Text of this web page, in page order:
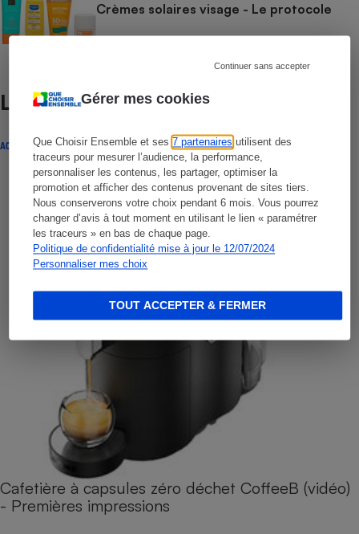
Gérer mes cookies
Que Choisir Ensemble et ses7 partenaires utilisent des
traceurs pour mesurer l’audience, la performance,
personnaliser les contenus, les partager, optimiser la
promotion et afficher des contenus provenant de sites tiers.
Nous conserverons votre choix pendant 6 mois. Vous pourrez
changer d’avis à tout moment en utilisant le lien « paramétrer
les traceurs » en bas de chaque page.
Politique de confidentialité mise à jour le 12/07/2024
Personnaliser mes choix
Continuer sans accepter
TOUT ACCEPTER & FERMER
Crèmes solaires visage - Le protocole
Lire aussi
ACTUALITÉ
Cafetière à capsules zéro déchet CoffeeB (vidéo)
- Premières impressions